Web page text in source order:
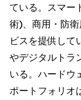
ている。スマー
術)、商用・防
ビスを提供して
やデジタルトラ
いる。ハードウ
ポートフォリオ